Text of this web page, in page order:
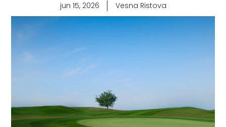
jun 15, 2026 Vesna Ristova